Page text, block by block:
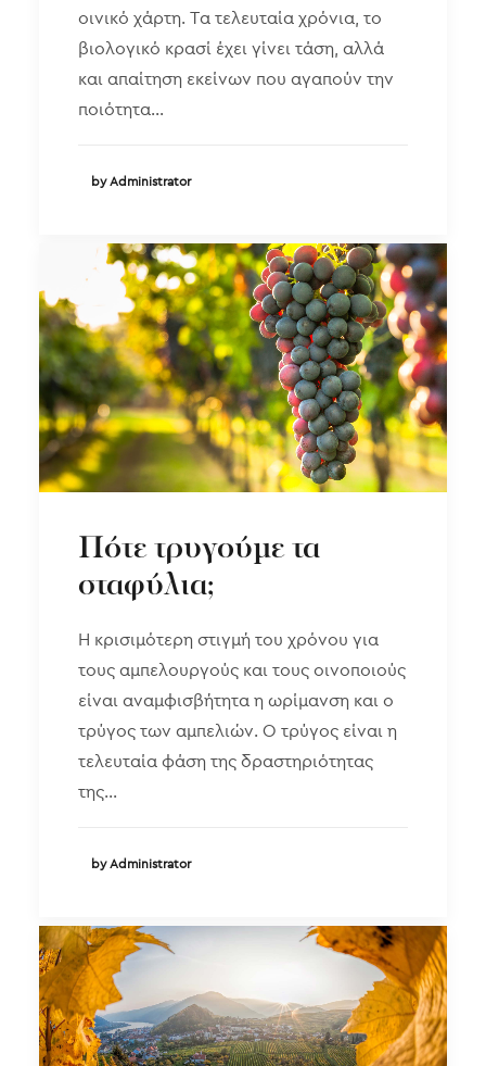
οινικό χάρτη. Τα τελευταία χρόνια, το
βιολογικό κρασί έχει γίνει τάση, αλλά
και απαίτηση εκείνων που αγαπούν την
ποιότητα…
by Administrator
Πότε τρυγούμε τα
σταφύλια;
Η κρισιμότερη στιγμή του χρόνου για
τους αμπελουργούς και τους οινοποιούς
είναι αναμφισβήτητα η ωρίμανση και ο
τρύγος των αμπελιών. Ο τρύγος είναι η
τελευταία φάση της δραστηριότητας
της…
by Administrator